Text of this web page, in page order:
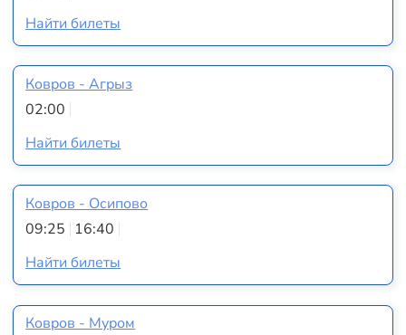
Найти билеты
Ковров - Агрыз
02:00
Найти билеты
Ковров - Осипово
09:25 16:40
Найти билеты
Ковров - Муром